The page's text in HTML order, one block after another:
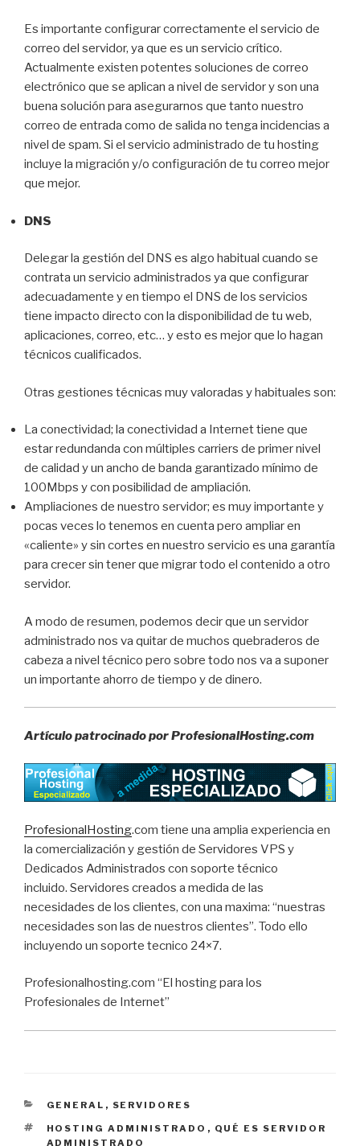
Es importante configurar correctamente el servicio de
correo del servidor, ya que es un servicio crítico.
Actualmente existen potentes soluciones de correo
electrónico que se aplican a nivel de servidor y son una
buena solución para asegurarnos que tanto nuestro
correo de entrada como de salida no tenga incidencias a
nivel de spam. Si el servicio administrado de tu hosting
incluye la migración y/o configuración de tu correo mejor
que mejor.
DNS
Delegar la gestión del DNS es algo habitual cuando se
contrata un servicio administrados ya que configurar
adecuadamente y en tiempo el DNS de los servicios
tiene impacto directo con la disponibilidad de tu web,
aplicaciones, correo, etc… y esto es mejor que lo hagan
técnicos cualificados.
Otras gestiones técnicas muy valoradas y habituales son:
La conectividad; la conectividad a Internet tiene que
estar redundanda con múltiples carriers de primer nivel
de calidad y un ancho de banda garantizado mínimo de
100Mbps y con posibilidad de ampliación.
Ampliaciones de nuestro servidor; es muy importante y
pocas veces lo tenemos en cuenta pero ampliar en
«caliente» y sin cortes en nuestro servicio es una garantía
para crecer sin tener que migrar todo el contenido a otro
servidor.
A modo de resumen, podemos decir que un servidor
administrado nos va quitar de muchos quebraderos de
cabeza a nivel técnico pero sobre todo nos va a suponer
un importante ahorro de tiempo y de dinero.
Artículo patrocinado por ProfesionalHosting.com
ProfesionalHosting.com tiene una amplia experiencia en
la comercialización y gestión de Servidores VPS y
Dedicados Administrados con soporte técnico
incluido. Servidores creados a medida de las
necesidades de los clientes, con una maxima: “nuestras
necesidades son las de nuestros clientes”. Todo ello
incluyendo un soporte tecnico 24×7.
Profesionalhosting.com “El hosting para los
Profesionales de Internet”
CATEGORÍAS
GENERAL , SERVIDORES
ETIQUETAS
HOSTING ADMINISTRADO , QUÉ ES SERVIDOR
ADMINISTRADO